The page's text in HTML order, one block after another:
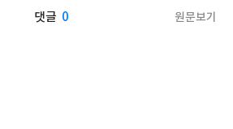
댓글 0 원문보기